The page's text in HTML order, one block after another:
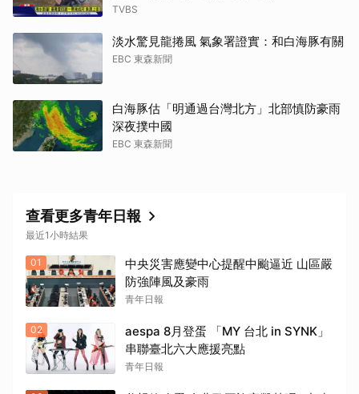
TVBS
淡水驚見龍捲風 氣象署證實：和白海豚有關
EBC 東森新聞
白海豚估「明通過台灣北方」北部慎防豪雨
深夜撲中國
EBC 東森新聞
查看更多青年日報
最近1小時結果
01
中央災害應變中心提醒中颱逼近 山區嚴
防強陣風及豪雨
青年日報
02
aespa 8月登蛋 「MY 台北 in SYNK」
串聯臺北六大應援亮點
青年日報